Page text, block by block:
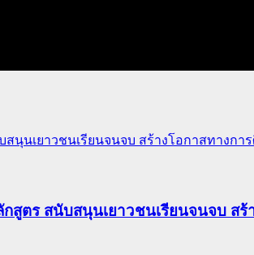
นเยาวชนเรียนจนจบ สร้างโอกาสทางกา
ร สนับสนุนเยาวชนเรียนจนจบ สร้